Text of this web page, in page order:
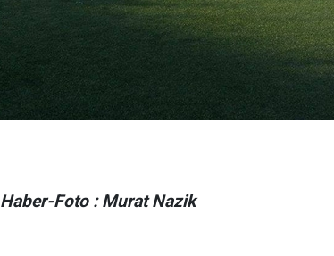
Haber-Foto : Murat Nazik